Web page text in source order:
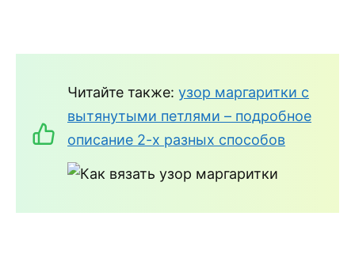
Читайте также: узор маргаритки с
вытянутыми петлями – подробное
описание 2-х разных способов